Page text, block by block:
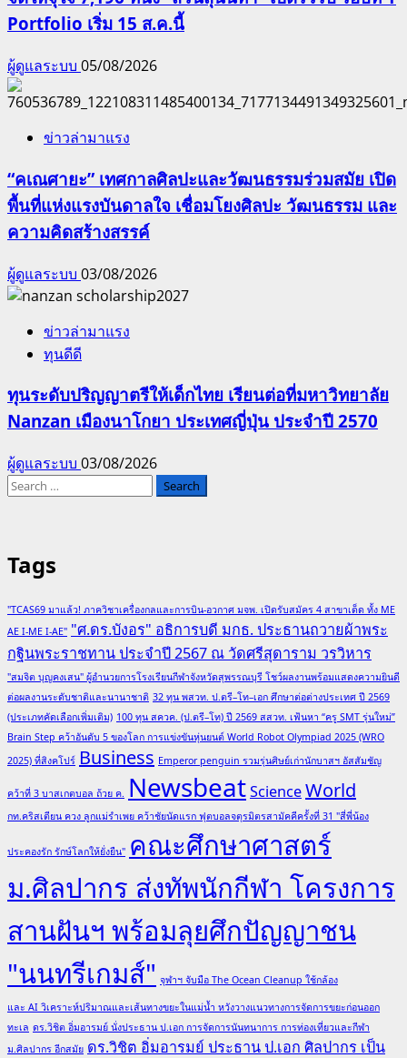
Portfolio เริ่ม 15 ส.ค.นี้
ผู้ดูแลระบบ 05/08/2026
ข่าวล่ามาแรง
“คเณศายะ” เทศกาลศิลปะและวัฒนธรรมร่วมสมัย เปิด
พื้นที่แห่งแรงบันดาลใจ เชื่อมโยงศิลปะ วัฒนธรรม และ
ความคิดสร้างสรรค์
ผู้ดูแลระบบ 03/08/2026
ข่าวล่ามาแรง
ทุนดีดี
ทุนระดับปริญญาตรีให้เด็กไทย เรียนต่อที่มหาวิทยาลัย
Nanzan เมืองนาโกยา ประเทศญี่ปุ่น ประจำปี 2570
ผู้ดูแลระบบ 03/08/2026
Search
Tags
"TCAS69 มาแล้ว! ภาควิชาเครื่องกลและการบิน-อวกาศ มจพ. เปิดรับสมัคร 4 สาขาเด็ด ทั้ง ME
AE I-ME I-AE" "ศ.ดร.บังอร" อธิการบดี มกธ. ประธานถวายผ้าพระ
กฐินพระราชทาน ประจำปี 2567 ณ วัดศรีสุดาราม วรวิหาร
"สมจิต บุญคงเสน" ผู้อำนวยการโรงเรียนกีฬาจังหวัดสุพรรณบุรี โชว์ผลงานพร้อมแสดงความยินดี
ต่อผลงานระดับชาติและนานาชาติ 32 ทุน พสวท. ป.ตรี–โท–เอก ศึกษาต่อต่างประเทศ ปี 2569
(ประเภทคัดเลือกเพิ่มเติม) 100 ทุน สควค. (ป.ตรี–โท) ปี 2569 สสวท. เฟ้นหา “ครู SMT รุ่นใหม่”
Brain Step คว้าอันดับ 5 ของโลก การแข่งขันหุ่นยนต์ World Robot Olympiad 2025 (WRO
2025) ที่สิงคโปร์ Business Emperor penguin รวมรุ่นศิษย์เก่านักบาสฯ อัสสัมชัญ
คว้าที่ 3 บาสเกตบอล ถ้วย ค. NewsbeatScienceWorld
กท.คริสเตียน ควง ลูกแม่รำเพย คว้าชัยนัดแรก ฟุตบอลจตุรมิตรสามัคคีครั้งที่ 31 "สี่พี่น้อง
ประคองรัก รักษ์โลกให้ยั่งยืน" คณะศึกษาศาสตร์
ม.ศิลปากร ส่งทัพนักกีฬา โครงการ
สานฝันฯ พร้อมลุยศึกปัญญาชน
"นนทรีเกมส์" จุฬาฯ จับมือ The Ocean Cleanup ใช้กล้อง
และ AI วิเคราะห์ปริมาณและเส้นทางขยะในแม่น้ำ หวังวางแนวทางการจัดการขยะก่อนออก
ทะเล ดร.วิชิต อิ่มอารมย์ นั่งประธาน ป.เอก การจัดการนันทนาการ การท่องเที่ยวและกีฬา
ม.ศิลปากร อีกสมัย ดร.วิชิต อิ่มอารมย์ ประธาน ป.เอก ศิลปากร เป็น